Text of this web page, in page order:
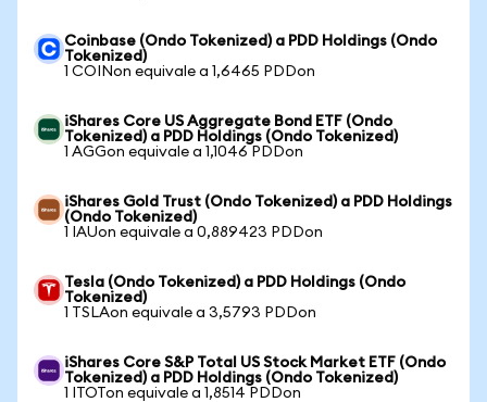
Coinbase (Ondo Tokenized) a PDD Holdings (Ondo
Tokenized)
1 COINon equivale a 1,6465 PDDon
iShares Core US Aggregate Bond ETF (Ondo
Tokenized) a PDD Holdings (Ondo Tokenized)
1 AGGon equivale a 1,1046 PDDon
iShares Gold Trust (Ondo Tokenized) a PDD Holdings
(Ondo Tokenized)
1 IAUon equivale a 0,889423 PDDon
Tesla (Ondo Tokenized) a PDD Holdings (Ondo
Tokenized)
1 TSLAon equivale a 3,5793 PDDon
iShares Core S&P Total US Stock Market ETF (Ondo
Tokenized) a PDD Holdings (Ondo Tokenized)
1 ITOTon equivale a 1,8514 PDDon